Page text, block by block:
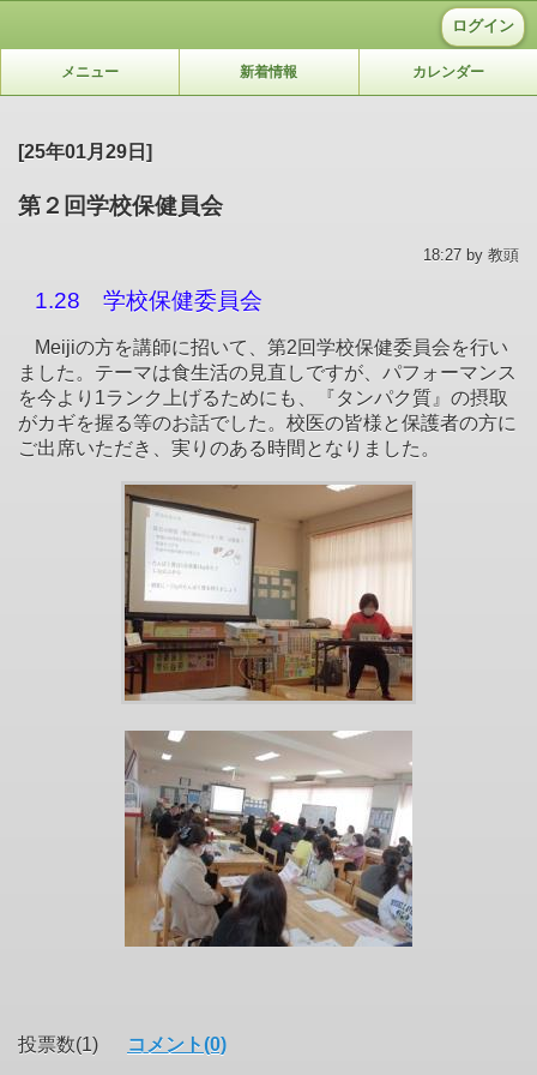
ログイン
メニュー 新着情報 カレンダー
[25年01月29日]
第２回学校保健員会
18:27 by 教頭
1.28 学校保健委員会
Meijiの方を講師に招いて、第2回学校保健委員会を行い
ました。テーマは食生活の見直しですが、パフォーマンス
を今より 1ランク上げるためにも、『タンパク質』の摂取
がカギを握る等のお話でした。校医の皆様と保護者の方に
ご出席いただき、実りのある時間となりました。
投票数(1) コメント(0)